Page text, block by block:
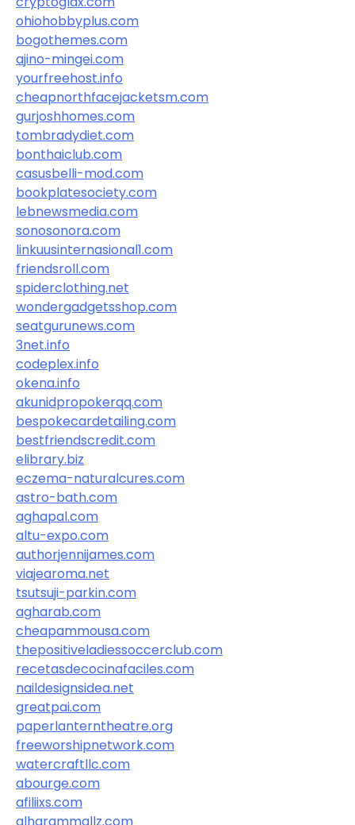
ohiohobbyplus.com
bogothemes.com
ajino-mingei.com
yourfreehost.info
cheapnorthfacejacketsm.com
gurjoshhomes.com
tombradydiet.com
bonthaiclub.com
casusbelli-mod.com
bookplatesociety.com
lebnewsmedia.com
sonosonora.com
linkuusinternasional1.com
friendsroll.com
spiderclothing.net
wondergadgetsshop.com
seatgurunews.com
3net.info
codeplex.info
okena.info
akunidpropokerqq.com
bespokecardetailing.com
bestfriendscredit.com
elibrary.biz
eczema-naturalcures.com
astro-bath.com
aghapal.com
altu-expo.com
authorjennijames.com
viajearoma.net
tsutsuji-parkin.com
agharab.com
cheapammousa.com
thepositiveladiessoccerclub.com
recetasdecocinafaciles.com
naildesignsidea.net
greatpai.com
paperlanterntheatre.org
freeworshipnetwork.com
watercraftllc.com
abourge.com
afiliixs.com
alharammallz.com